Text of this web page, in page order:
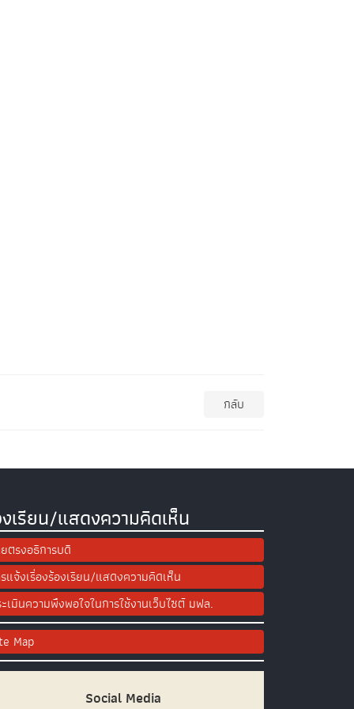
กลับ
เรียน/แสดงความคิดเห็น
ตรงอธิการบดี
แจ้งเรื่องร้องเรียน/แสดงความคิดเห็น
เมินความพึงพอใจในการใช้งานเว็บไซต์ มฟล.
Map
Social Media